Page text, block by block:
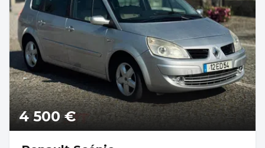
4 500 €